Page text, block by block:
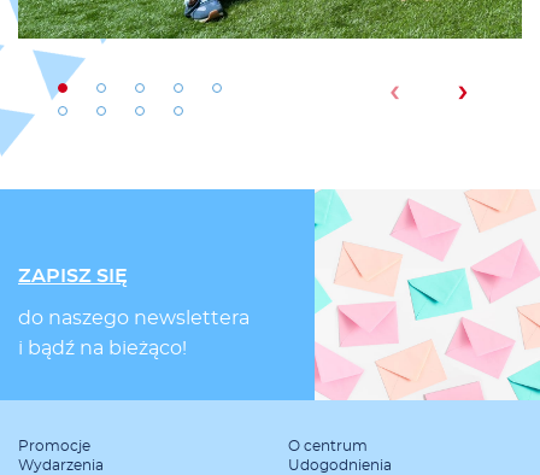
‹ ›
ZAPISZ SIĘ
do naszego newslettera
i bądź na bieżąco!
Promocje
Wydarzenia
O centrum
Udogodnienia